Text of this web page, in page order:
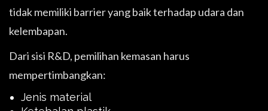
tidak memiliki barrier yang baik terhadap udara dan
kelembapan.
Dari sisi R&D, pemilihan kemasan harus
mempertimbangkan:
Jenis material